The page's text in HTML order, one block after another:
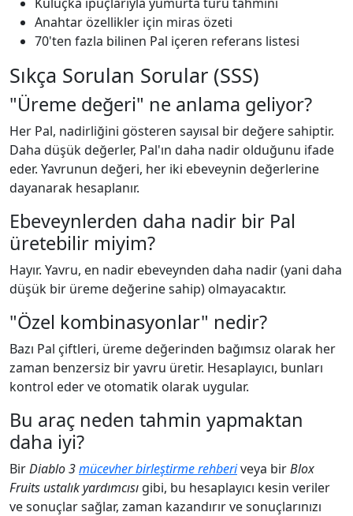
Anahtar özellikler için miras özeti
70'ten fazla bilinen Pal içeren referans listesi
Sıkça Sorulan Sorular (SSS)
"Üreme değeri" ne anlama geliyor?
Her Pal, nadirliğini gösteren sayısal bir değere sahiptir.
Daha düşük değerler, Pal'ın daha nadir olduğunu ifade
eder. Yavrunun değeri, her iki ebeveynin değerlerine
dayanarak hesaplanır.
Ebeveynlerden daha nadir bir Pal
üretebilir miyim?
Hayır. Yavru, en nadir ebeveynden daha nadir (yani daha
düşük bir üreme değerine sahip) olmayacaktır.
"Özel kombinasyonlar" nedir?
Bazı Pal çiftleri, üreme değerinden bağımsız olarak her
zaman benzersiz bir yavru üretir. Hesaplayıcı, bunları
kontrol eder ve otomatik olarak uygular.
Bu araç neden tahmin yapmaktan
daha iyi?
BirDiablo 3mücevher birleştirme rehberiveya birBlox
Fruits ustalık yardımcısı gibi, bu hesaplayıcı kesin veriler
ve sonuçlar sağlar, zaman kazandırır ve sonuçlarınızı